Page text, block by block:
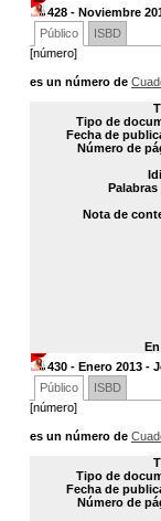
428 - Noviembre
Público
ISBD
[número]
es un número de
Tipo de
Fecha de
Número de
Palabras
Nota de
430 - Enero 2013 -
Público
ISBD
[número]
es un número de
Tipo de
Fecha de
Número de